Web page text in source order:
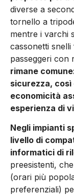
diverse a
tornello a
mentre i varchi
cassonetti
passeggeri con
rimane
sicurezza,
economicità
esperienza di
Negli impianti
livello di
informatici di
preesistenti,
(orari più
preferenziali)